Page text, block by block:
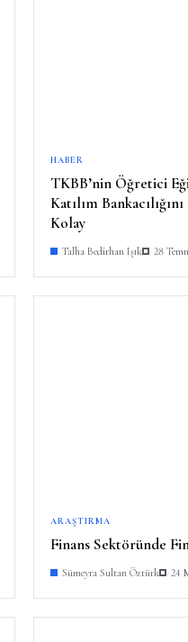
HABER
TKBB’nin Öğretici
Katılım
Kolay
Talha Bedirhan Işık 28
ARAŞTIRMA
Finans Sektöründe
Sümeyra Sultan Öztürk 24